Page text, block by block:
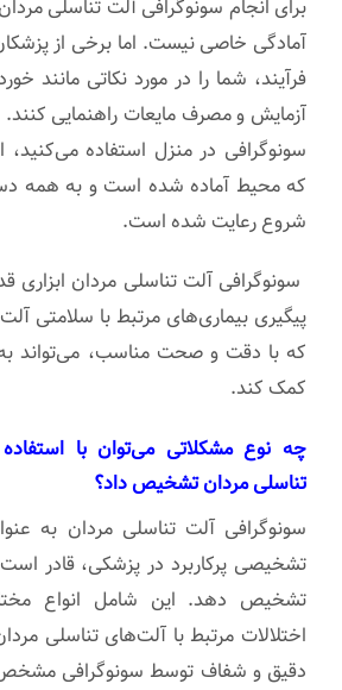
برای انجام سونوگرافی آلت تناسلی
آمادگی خاصی نیست. اما برخی از
فرآیند، شما را در مورد نکاتی مانند
آزمایش و مصرف مایعات راهنمایی
سونوگرافی در منزل استفاده
که محیط آماده شده است و به همه
شروع رعایت شده است.
سونوگرافی آلت تناسلی مردان
پیگیری بیماری‌های مرتبط با سلامتی
که با دقت و صحت مناسب، می‌تواند
کمک کند.
چه نوع مشکلاتی می‌توان با
تناسلی مردان تشخیص داد؟
سونوگرافی آلت تناسلی مردان به
تشخیصی پرکاربرد در پزشکی، قادر
تشخیص دهد. این شامل انواع
اختلالات مرتبط با آلت‌های تناسلی
دقیق و شفاف توسط سونوگرافی مشخص